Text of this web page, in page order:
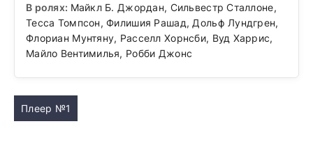
В ролях: Майкл Б. Джордан, Сильвестр Сталлоне,
Тесса Томпсон, Филишия Рашад, Дольф Лундгрен,
Флориан Мунтяну, Расселл Хорнсби, Вуд Харрис,
Майло Вентимилья, Робби Джонс
Плеер №1